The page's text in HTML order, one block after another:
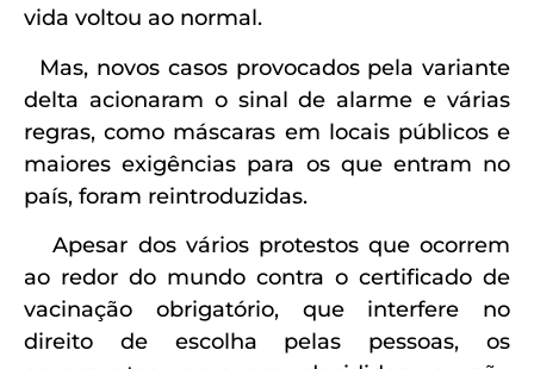
vida voltou ao normal.
Mas, novos casos provocados pela variante
delta acionaram o sinal de alarme e várias
regras, como máscaras em locais públicos e
maiores exigências para os que entram no
país, foram reintroduzidas.
Apesar dos vários protestos que ocorrem
ao redor do mundo contra o certificado de
vacinação obrigatório, que interfere no
direito de escolha pelas pessoas, os